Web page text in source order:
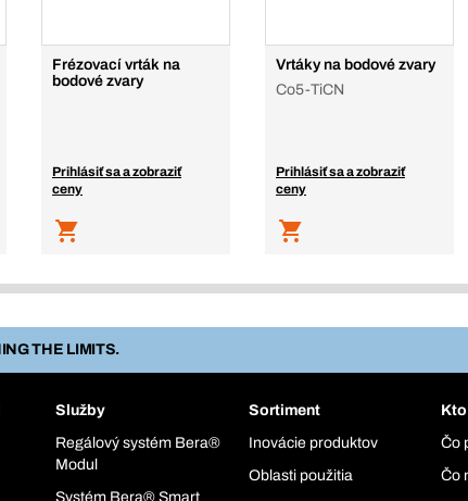
Frézovací vrták na
bodové zvary
Prihlásiť sa a zobraziť
ceny
Vrtáky na bodové zvary
Co5-TiCN
Prihlásiť sa a zobraziť
ceny
THE LIMITS.
Služby
Regálový systém Bera®
Modul
Systém Bera® Smart
Sortiment
Inovácie produktov
Oblasti použitia
Čo
Čo